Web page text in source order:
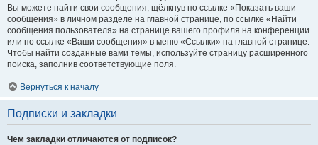
Вы можете найти свои сообщения, щёлкнув по ссылке «Показать ваши
сообщения» в личном разделе на главной странице, по ссылке «Найти
сообщения пользователя» на странице вашего профиля на конференции
или по ссылке «Ваши сообщения» в меню «Ссылки» на главной странице.
Чтобы найти созданные вами темы, используйте страницу расширенного
поиска, заполнив соответствующие поля.
Вернуться к началу
Подписки и закладки
Чем закладки отличаются от подписок?